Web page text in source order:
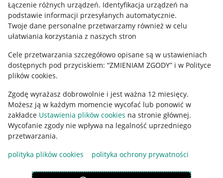
Łączenie różnych urządzeń. Identyfikacja urządzeń na
podstawie informacji przesyłanych automatycznie.
Twoje dane personalne przetwarzamy również w celu
ułatwiania korzystania z naszych stron
Cele przetwarzania szczegółowo opisane są w ustawieniach
dostępnych pod przyciskiem: “ZMIENIAM ZGODY” i w Polityce
plików cookies.
Zgodę wyrażasz dobrowolnie i jest ważna 12 miesięcy.
Możesz ją w każdym momencie wycofać lub ponowić w
zakładce Ustawienia plików cookies na stronie głównej.
Wycofanie zgody nie wpływa na legalność uprzedniego
przetwarzania.
polityka plików cookies
polityka ochrony prywatności
Regulamin
Polityka plików "cookies"
Ustawienia plików "cookies"
Udostępnianie lokalizacji
Informacje dla Aktu o Usługach Cyfrowych
Pobierz aplikację